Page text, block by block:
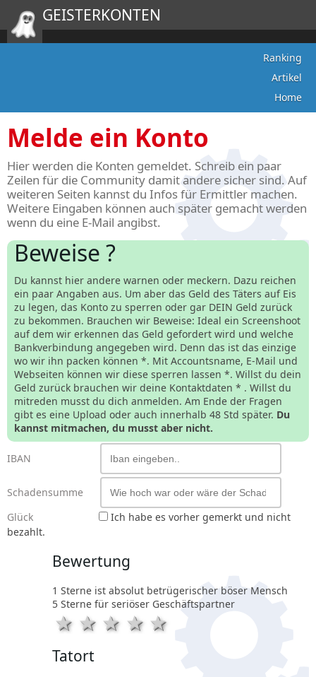
GEISTERKONTEN
Ranking
Artikel
Home
Melde ein Konto
Hier werden die Konten gemeldet. Schreib ein paar
Zeilen für die Community damit andere sicher sind. Auf
weiteren Seiten kannst du Infos für Ermittler machen.
Weitere Eingaben können auch später gemacht werden
wenn du eine E-Mail angibst.
Beweise ?
Du kannst hier andere warnen oder meckern. Dazu reichen
ein paar Angaben aus. Um aber das Geld des Täters auf Eis
zu legen, das Konto zu sperren oder gar DEIN Geld zurück
zu bekommen. Brauchen wir Beweise: Ideal ein Screenshoot
auf dem wir erkennen das Geld gefordert wird und welche
Bankverbindung angegeben wird. Denn das ist das einzige
wo wir ihn packen können *. Mit Accountsname, E-Mail und
Webseiten können wir diese sperren lassen *. Willst du dein
Geld zurück brauchen wir deine Kontaktdaten * . Willst du
mitreden musst du dich anmelden. Am Ende der Fragen
gibt es eine Upload oder auch innerhalb 48 Std später. Du
kannst mitmachen, du musst aber nicht.
IBAN
Schadensumme
Glück
Ich habe es vorher gemerkt und nicht
bezahlt.
Bewertung
1 Sterne ist absolut betrügerischer böser Mensch
5 Sterne für seriöser Geschäftspartner
4 Sterne
3 Sterne
2 Sterne
1 Stern
Tatort